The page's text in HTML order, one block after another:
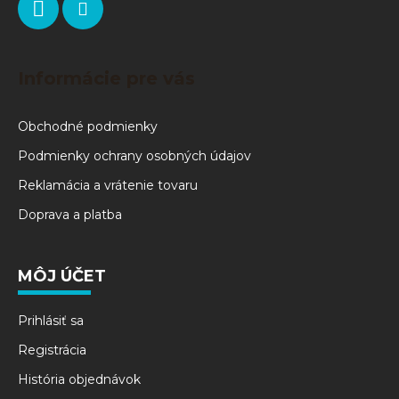
Obchodné podmienky
Podmienky ochrany osobných údajov
Reklamácia a vrátenie tovaru
Doprava a platba
MÔJ ÚČET
Prihlásiť sa
Registrácia
História objednávok